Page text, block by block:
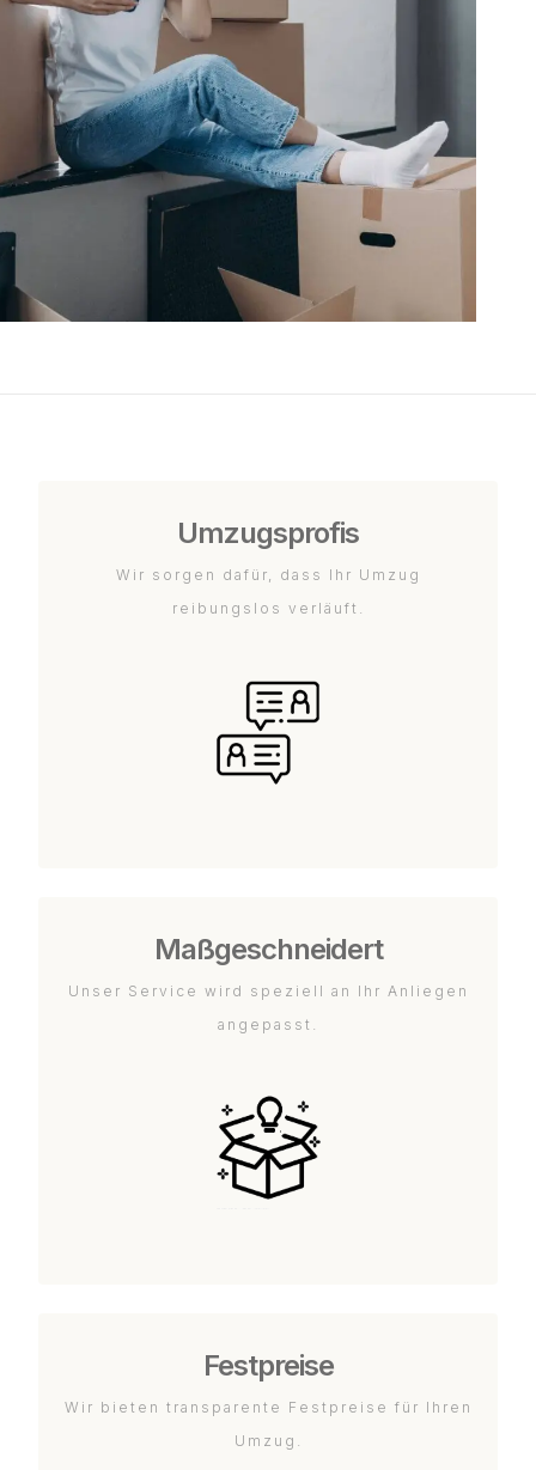
Umzugsprofis
Wir sorgen dafür, dass Ihr Umzug
reibungslos verläuft.
Maßgeschneidert
Unser Service wird speziell an Ihr Anliegen
angepasst.
Festpreise
Wir bieten transparente Festpreise für Ihren
Umzug.